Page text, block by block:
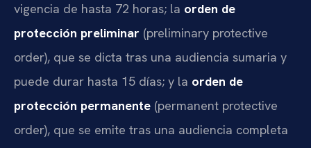
vigencia de hasta 72 horas; la orden de
protección preliminar (preliminary protective
order), que se dicta tras una audiencia sumaria y
puede durar hasta 15 días; y la orden de
protección permanente (permanent protective
order), que se emite tras una audiencia completa